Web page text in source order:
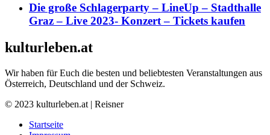
Die große Schlagerparty – LineUp – Stadthalle
Graz – Live 2023- Konzert – Tickets kaufen
kulturleben.at
Wir haben für Euch die besten und beliebtesten Veranstaltungen aus
Österreich, Deutschland und der Schweiz.
© 2023 kulturleben.at | Reisner
Startseite